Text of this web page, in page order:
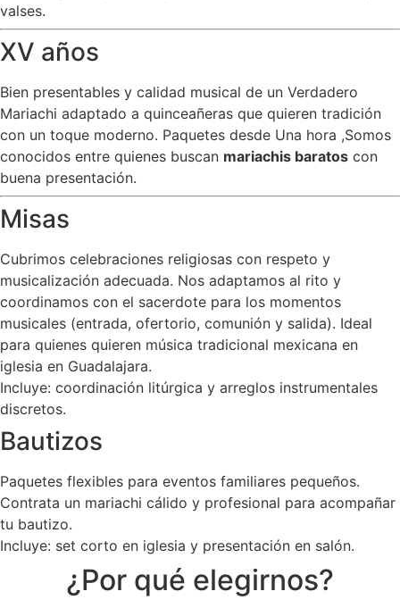
valses.
XV años
Bien presentables y calidad musical de un Verdadero
Mariachi adaptado a quinceañeras que quieren tradición
con un toque moderno. Paquetes desde Una hora ,Somos
conocidos entre quienes buscan mariachis baratos con
buena presentación.
Misas
Cubrimos celebraciones religiosas con respeto y
musicalización adecuada. Nos adaptamos al rito y
coordinamos con el sacerdote para los momentos
musicales (entrada, ofertorio, comunión y salida). Ideal
para quienes quieren música tradicional mexicana en
iglesia en Guadalajara.
Incluye: coordinación litúrgica y arreglos instrumentales
discretos.
Bautizos
Paquetes flexibles para eventos familiares pequeños.
Contrata un mariachi cálido y profesional para acompañar
tu bautizo.
Incluye: set corto en iglesia y presentación en salón.
¿Por qué elegirnos?